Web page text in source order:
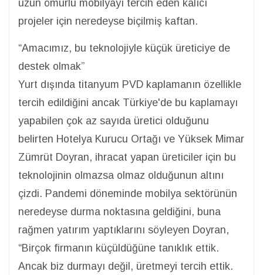
uzun ömürlü mobilyayı tercih eden kalıcı
projeler için neredeyse biçilmiş kaftan.
“Amacımız, bu teknolojiyle küçük üreticiye de
destek olmak”
Yurt dışında titanyum PVD kaplamanın özellikle
tercih edildiğini ancak Türkiye'de bu kaplamayı
yapabilen çok az sayıda üretici olduğunu
belirten Hotelya Kurucu Ortağı ve Yüksek Mimar
Zümrüt Doyran, ihracat yapan üreticiler için bu
teknolojinin olmazsa olmaz olduğunun altını
çizdi. Pandemi döneminde mobilya sektörünün
neredeyse durma noktasına geldiğini, buna
rağmen yatırım yaptıklarını söyleyen Doyran,
“Birçok firmanın küçüldüğüne tanıklık ettik.
Ancak biz durmayı değil, üretmeyi tercih ettik.